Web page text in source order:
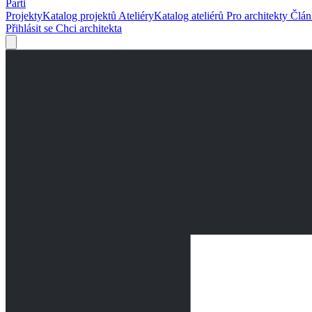
Parti
ProjektyKatalog projektů AteliéryKatalog ateliérů Pro architekty
Přihlásit se Chci architekta